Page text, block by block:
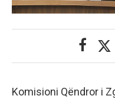
Komisioni Qëndror i